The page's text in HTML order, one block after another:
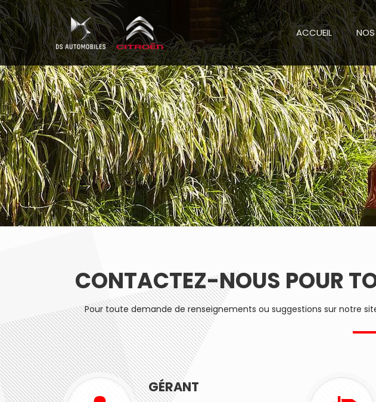
ACCUEIL
CONTACTEZ-NOUS POUR
Pour toute demande de renseignements ou suggestions sur notre
GÉRANT